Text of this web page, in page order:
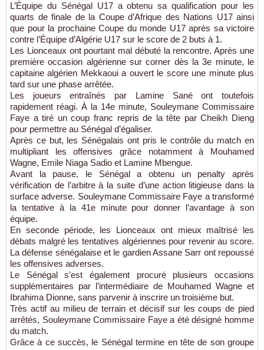
L’Équipe du Sénégal U17 a obtenu sa qualification pour les
quarts de finale de la Coupe d’Afrique des Nations U17 ainsi
que pour la prochaine Coupe du monde U17 après sa victoire
contre l’Équipe d’Algérie U17 sur le score de 2 buts à 1.
Les Lionceaux ont pourtant mal débuté la rencontre. Après une
première occasion algérienne sur corner dès la 3e minute, le
capitaine algérien Mekkaoui a ouvert le score une minute plus
tard sur une phase arrêtée.
Les joueurs entraînés par Lamine Sané ont toutefois
rapidement réagi. À la 14e minute, Souleymane Commissaire
Faye a tiré un coup franc repris de la tête par Cheikh Dieng
pour permettre au Sénégal d’égaliser.
Après ce but, les Sénégalais ont pris le contrôle du match en
multipliant les offensives grâce notamment à Mouhamed
Wagne, Emile Niaga Sadio et Lamine Mbengue.
Avant la pause, le Sénégal a obtenu un penalty après
vérification de l’arbitre à la suite d’une action litigieuse dans la
surface adverse. Souleymane Commissaire Faye a transformé
la tentative à la 41e minute pour donner l’avantage à son
équipe.
En seconde période, les Lionceaux ont mieux maîtrisé les
débats malgré les tentatives algériennes pour revenir au score.
La défense sénégalaise et le gardien Assane Sarr ont repoussé
les offensives adverses.
Le Sénégal s’est également procuré plusieurs occasions
supplémentaires par l’intermédiaire de Mouhamed Wagne et
Ibrahima Dionne, sans parvenir à inscrire un troisième but.
Très actif au milieu de terrain et décisif sur les coups de pied
arrêtés, Souleymane Commissaire Faye a été désigné homme
du match.
Grâce à ce succès, le Sénégal termine en tête de son groupe